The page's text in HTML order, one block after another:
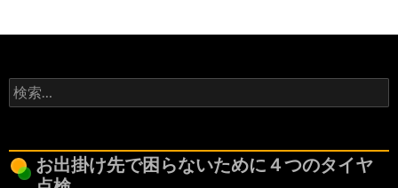
検
索:
お出掛け先で困らないために４つのタイヤ